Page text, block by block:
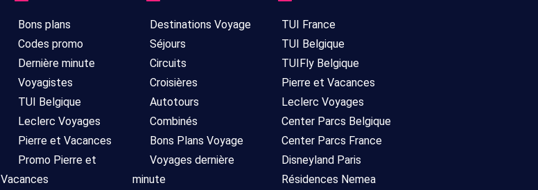
Bons plans
Codes promo
Dernière minute
Voyagistes
TUI Belgique
Leclerc Voyages
Pierre et Vacances
Promo Pierre et
Vacances
Destinations Voyage
Séjours
Circuits
Croisières
Autotours
Combinés
Bons Plans Voyage
Voyages dernière
minute
TUI France
TUI Belgique
TUIFly Belgique
Pierre et Vacances
Leclerc Voyages
Center Parcs Belgique
Center Parcs France
Disneyland Paris
Résidences Nemea